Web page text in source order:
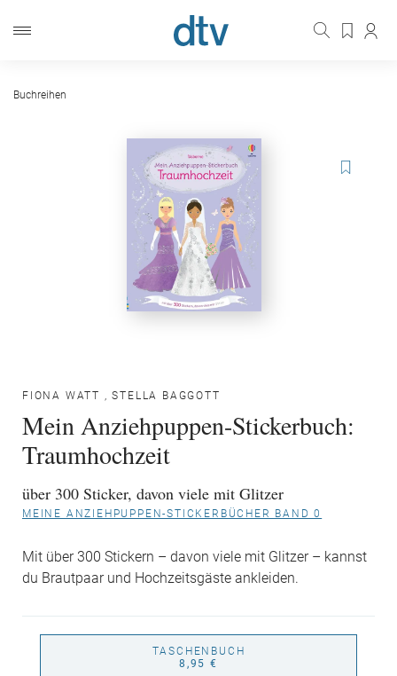
Buchreihen
FIONA WATT ,STELLA BAGGOTT
Mein Anziehpuppen-Stickerbuch:
Traumhochzeit
über 300 Sticker, davon viele mit Glitzer
MEINE ANZIEHPUPPEN-STICKERBÜCHER BAND 0
Mit über 300 Stickern – davon viele mit Glitzer – kannst
du Brautpaar und Hochzeitsgäste ankleiden.
TASCHENBUCH
8,95 €